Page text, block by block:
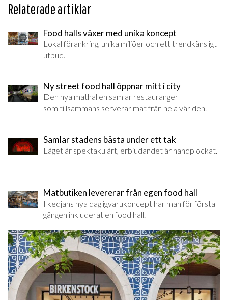
Relaterade artiklar
Food halls växer med unika koncept
Lokal förankring, unika miljöer och ett trendkänsligt
utbud.
Ny street food hall öppnar mitt i city
Den nya mathallen samlar restauranger
som tillsammans serverar mat från hela världen.
Samlar stadens bästa under ett tak
Läget är spektakulärt, erbjudandet är handplockat.
Matbutiken levererar från egen food hall
I kedjans nya dagligvarukoncept har man för första
gången inkluderat en food hall.